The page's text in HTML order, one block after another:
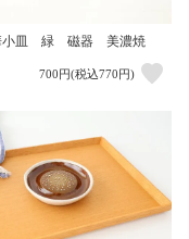
小皿 緑 磁器 美濃焼
700円(税込770円)